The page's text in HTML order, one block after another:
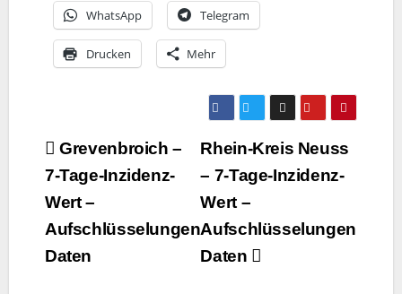
Whats­App Tele­gram
Dru­cken Mehr
Beitragsnavigation
Rhein-Kreis Neuss
– 7‑Tage-Inzidenz-
Wert –
Aufschlüsselungen
Daten
Grevenbroich –
7‑Tage-Inzidenz-
Wert –
Aufschlüsselungen
Daten